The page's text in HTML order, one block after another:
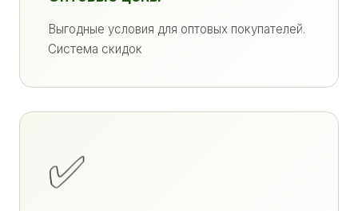
Выгодные условия для оптовых покупателей.
Система скидок
✅